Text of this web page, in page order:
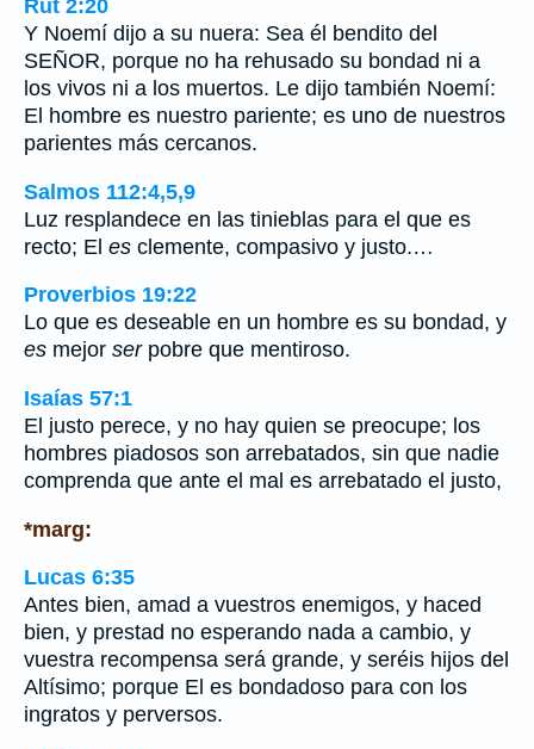
Rut 2:20
Y Noemí dijo a su nuera: Sea él bendito del
SEÑOR, porque no ha rehusado su bondad ni a
los vivos ni a los muertos. Le dijo también Noemí:
El hombre es nuestro pariente; es uno de nuestros
parientes más cercanos.
Salmos 112:4,5,9
Luz resplandece en las tinieblas para el que es
recto; El es clemente, compasivo y justo.…
Proverbios 19:22
Lo que es deseable en un hombre es su bondad, y
es mejor serpobre que mentiroso.
Isaías 57:1
El justo perece, y no hay quien se preocupe; los
hombres piadosos son arrebatados, sin que nadie
comprenda que ante el mal es arrebatado el justo,
*marg:
Lucas 6:35
Antes bien, amad a vuestros enemigos, y haced
bien, y prestad no esperando nada a cambio, y
vuestra recompensa será grande, y seréis hijos del
Altísimo; porque El es bondadoso para con los
ingratos y perversos.